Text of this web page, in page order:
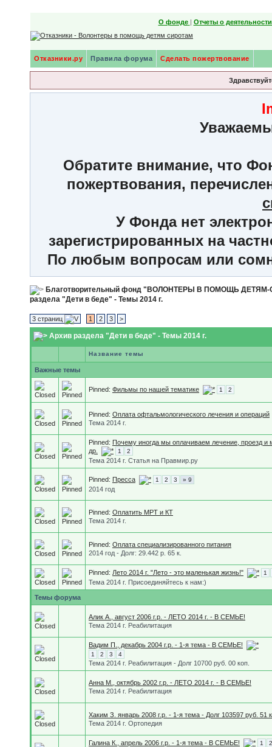
О фонде | Отчеты о
Отказники.ру Правила форума Сделать пожертвование
Обратите внимание, что
пожертвования,
У Фонда нет
зарегистрированных на
По любым вопросам или
Благотворительный фонд "ВОЛОНТЕРЫ В ПОМОЩЬ
раздела "Дети в беде" - Темы 2014 г.
3 страниц 1 2 3 >
Архив раздела "Дети в беде" - Темы 2014 г.
Название темы
Важные темы
Pinned: Фильмы по нашей тематике 1 2
Pinned: Оплата офтальмологического лечения и операций
Тема 2014 г.
Pinned: Почему иногда мы оплачиваем лечение, проезд и
др.
1 2
Тема 2014 г. Статья на Правмир.ру
Pinned: Пресса 1 2 3 » 9
2014 год
Pinned: Оплатить МРТ и КТ
Тема 2014 г.
Pinned: Оплата специализированного питания
2014 год - Долг: 29.442 р. 65 к.
Pinned: Лето 2014 г. "Лето - это маленькая жизнь!" 1
Тема 2014 г. Присоединяйтесь к нам:)
Темы форума
Алик А., август 2006 г.р. - ЛЕТО 2014 г. - В СЕМЬЕ!
Тема 2014 г. Реабилитация
Вадим П., декабрь 2004 г.р. - 1-я тема - В СЕМЬЕ!
1 2 3 4
Тема 2014 г. Реабилитация - Долг 10700 руб. 00 коп.
Анна М., октябрь 2002 г.р. - ЛЕТО 2014 г. - В СЕМЬЕ!
Тема 2014 г. Реабилитация
Хаким З. январь 2008 г.р. - 1-я тема - Долг 103597 руб. 51
Тема 2014 г. Ортопедия
Галина К., апрель 2006 г.р. - 1-я тема - В СЕМЬЕ! 1
2